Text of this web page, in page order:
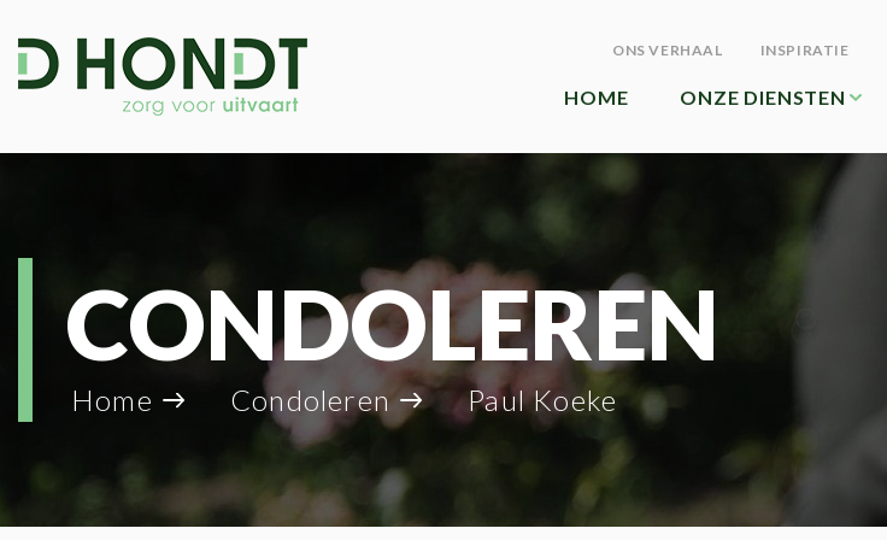
ONS VERHAAL INSPIRATIE
HOME ONZE DIENSTEN
CONDOLEREN
Home Condoleren Paul Koeke